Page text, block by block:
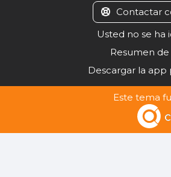
Contactar
Usted no se ha
Resumen
Descargar la app
Este tema